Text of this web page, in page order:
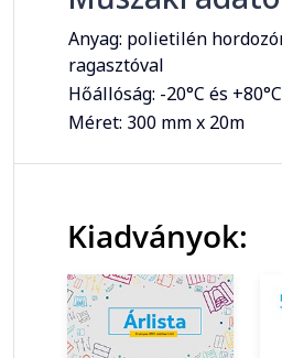
Anyag: polietilén
ragasztóval
Hőállóság: -20°C és
Méret: 300 mm x 20m
Kiadványok: